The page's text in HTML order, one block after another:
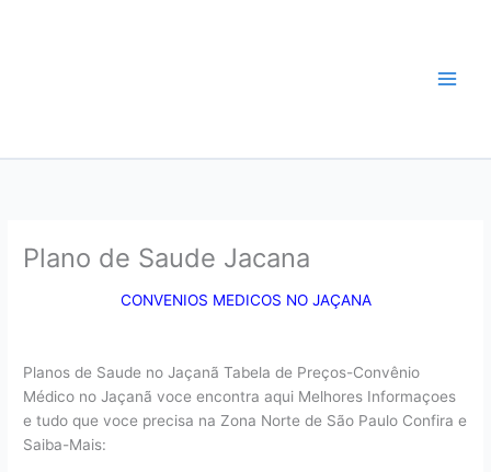
Plano de Saude Jacana
CONVENIOS MEDICOS NO JAÇANA
Planos de Saude no Jaçanã Tabela de Preços-Convênio
Médico no Jaçanã voce encontra aqui Melhores Informaçoes
e tudo que voce precisa na Zona Norte de São Paulo Confira e
Saiba-Mais: